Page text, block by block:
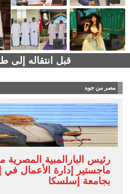
قبل انتقاله
مصر من جوه
رئيس البارالمبية المصرية
ماجستير إدارة الأعمال في
بجامعة إسلسكا